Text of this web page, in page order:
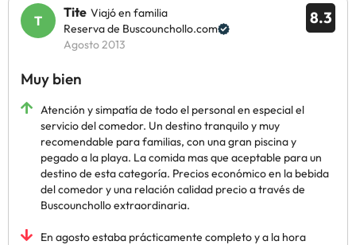
8.3
Tite Viajó en familia
Reserva de Buscounchollo.com
Agosto 2013
Muy bien
Atención y simpatía de todo el personal en especial el
servicio del comedor. Un destino tranquilo y muy
recomendable para familias, con una gran piscina y
pegado a la playa. La comida mas que aceptable para un
destino de esta categoría. Precios económico en la bebida
del comedor y una relación calidad precio a través de
Buscounchollo extraordinaria.
En agosto estaba prácticamente completo y a la hora